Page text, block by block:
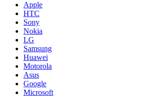
Apple
HTC
Sony
Nokia
LG
Samsung
Huawei
Motorola
Asus
Google
Microsoft